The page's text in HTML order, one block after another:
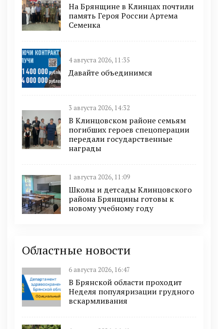
На Брянщине в Клинцах почтили
память Героя России Артема
Семенка
4 августа 2026, 11:35
Давайте объединимся
3 августа 2026, 14:32
В Клинцовском районе семьям
погибших героев спецоперации
передали государственные
награды
1 августа 2026, 11:09
Школы и детсады Клинцовского
района Брянщины готовы к
новому учебному году
Областные новости
6 августа 2026, 16:47
В Брянской области проходит
Неделя популяризации грудного
вскармливания